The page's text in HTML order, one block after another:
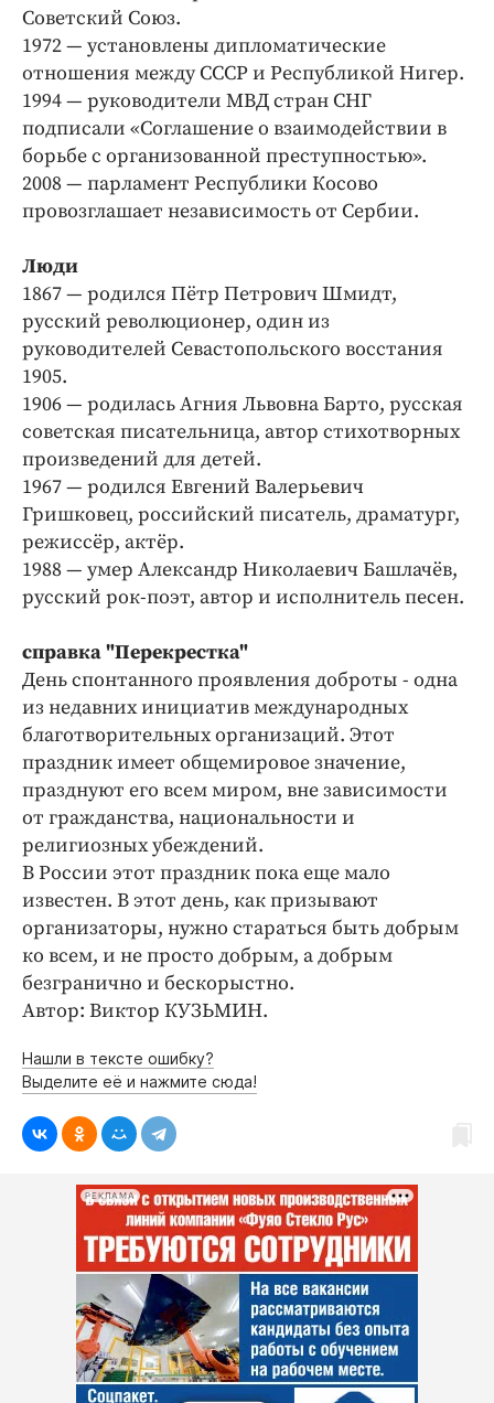
Работодатель года
Советский Союз.
1972 — установлены дипломатические
отношения между СССР и Республикой Нигер.
1994 — руководители МВД стран СНГ
подписали «Соглашение о взаимодействии в
борьбе с организованной преступностью».
2008 — парламент Республики Косово
провозглашает независимость от Сербии.
Люди
1867 — родился Пётр Петрович Шмидт,
русский революционер, один из
руководителей Севастопольского восстания
1905.
1906 — родилась Агния Львовна Барто, русская
советская писательница, автор стихотворных
произведений для детей.
1967 — родился Евгений Валерьевич
Гришковец, российский писатель, драматург,
режиссёр, актёр.
1988 — умер Александр Николаевич Башлачёв,
русский рок-поэт, автор и исполнитель песен.
справка "Перекрестка"
День спонтанного проявления доброты - одна
из недавних инициатив международных
благотворительных организаций. Этот
праздник имеет общемировое значение,
празднуют его всем миром, вне зависимости
от гражданства, национальности и
религиозных убеждений.
В России этот праздник пока еще мало
известен. В этот день, как призывают
организаторы, нужно стараться быть добрым
ко всем, и не просто добрым, а добрым
безгранично и бескорыстно.
Автор: Виктор КУЗЬМИН.
Нашли в тексте ошибку?
Выделите её и нажмите сюда!
РЕКЛАМА